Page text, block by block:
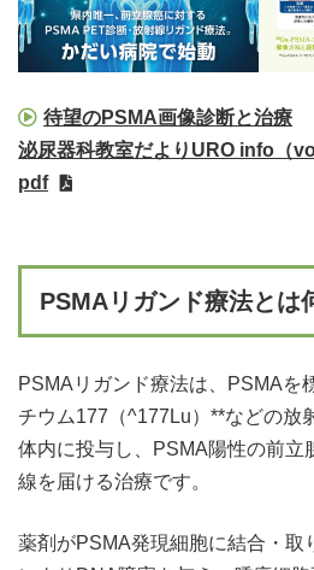
待望のPSMA画像診断と治療
泌尿器科教室だよりURO info（
pdf
PSMAリガンド療法とは
PSMAリガンド療法は、PSMAを
チウム177（^177Lu）**などの放
体内に投与し、PSMA陽性の前立
線を届ける治療です。
薬剤がPSMA発現細胞に結合・取